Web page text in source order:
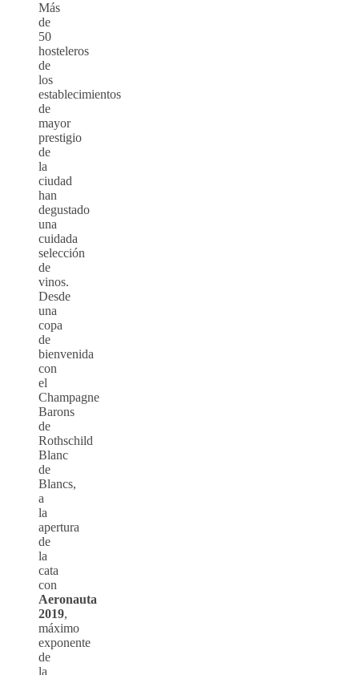
Más
de
50
hosteleros
de
los
establecimientos
de
mayor
prestigio
de
la
ciudad
han
degustado
una
cuidada
selección
de
vinos.
Desde
una
copa
de
bienvenida
con
el
Champagne
Barons
de
Rothschild
Blanc
de
Blancs,
a
la
apertura
de
la
cata
con
Aeronauta
2019,
máximo
exponente
de
la